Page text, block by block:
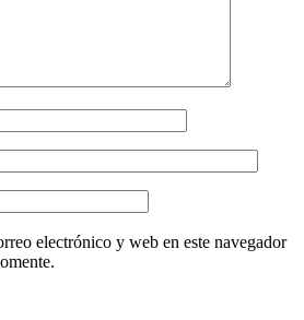
electrónico y web en este navegador